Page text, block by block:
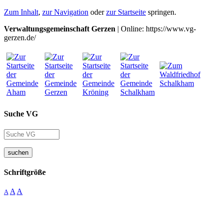
Zum Inhalt, zur Navigation oderzur Startseite springen.
Verwaltungsgemeinschaft Gerzen | Online: https://www.vg-
gerzen.de/
Suche VG
suchen
Schriftgröße
A A A